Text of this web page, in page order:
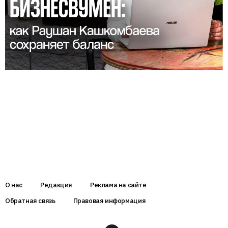
О нас Редакция
Реклама на сайте
Обратная связь
Правовая информация